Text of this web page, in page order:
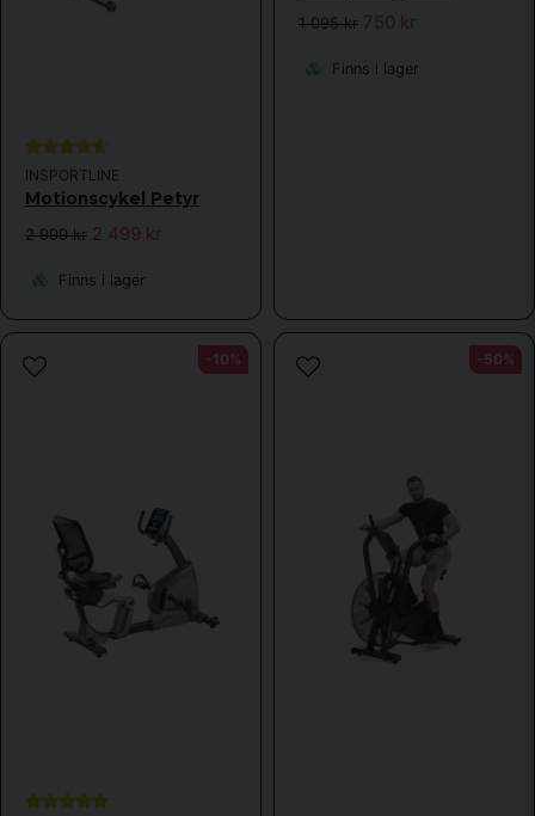
INSPORTLINE
Motionscykel Petyr
2 999 kr 2 499 kr
Finns i lager
1 095 kr 750 kr
Finns i lager
-10% -50%